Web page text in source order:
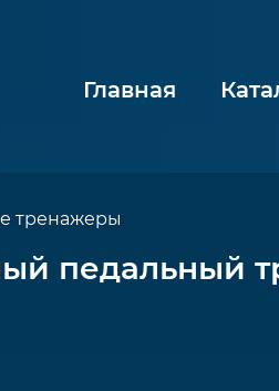
Главная
тренажеры
педальный